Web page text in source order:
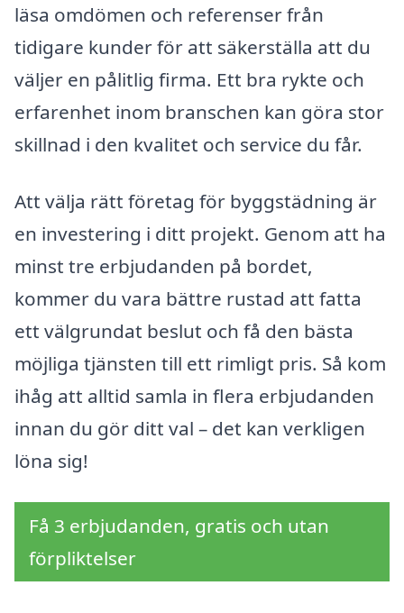
läsa omdömen och referenser från
tidigare kunder för att säkerställa att du
väljer en pålitlig firma. Ett bra rykte och
erfarenhet inom branschen kan göra stor
skillnad i den kvalitet och service du får.
Att välja rätt företag för byggstädning är
en investering i ditt projekt. Genom att ha
minst tre erbjudanden på bordet,
kommer du vara bättre rustad att fatta
ett välgrundat beslut och få den bästa
möjliga tjänsten till ett rimligt pris. Så kom
ihåg att alltid samla in flera erbjudanden
innan du gör ditt val – det kan verkligen
löna sig!
Få 3 erbjudanden, gratis och utan
förpliktelser